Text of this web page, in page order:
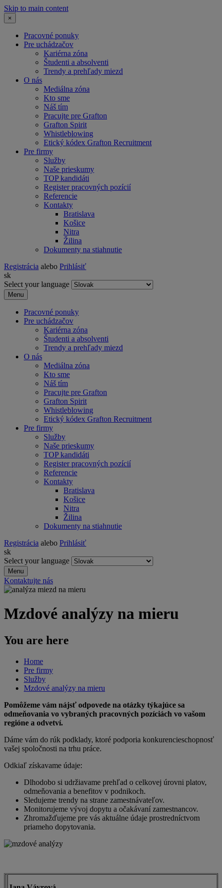
Skip to main content
×
Pracovné ponuky
Pre uchádzačov
Kariérna zóna
Študenti a absolventi
Trendy a prehľady miezd
O nás
Mediálna zóna
Kto sme
Náš tím
Pracujte pre Grafton
Grafton Spirit
Whistleblowing
Etický kódex Grafton Recruitment
Pre firmy
Služby
Naše prieskumy
TOP kandidáti
Register pracovných pozícií
Referencie
Kontakty
Bratislava
Košice
Nitra
Žilina
Dokumenty na stiahnutie
Registrácia alebo Prihlásiť
sk
Select your language
Menu
Pracovné ponuky
Pre uchádzačov
Kariérna zóna
Študenti a absolventi
Trendy a prehľady miezd
O nás
Mediálna zóna
Kto sme
Náš tím
Pracujte pre Grafton
Grafton Spirit
Whistleblowing
Etický kódex Grafton Recruitment
Pre firmy
Služby
Naše prieskumy
TOP kandidáti
Register pracovných pozícií
Referencie
Kontakty
Bratislava
Košice
Nitra
Žilina
Dokumenty na stiahnutie
Registrácia alebo Prihlásiť
sk
Select your language
Menu
Kontaktujte nás
Mzdové analýzy na mieru
You are here
Home
Pre firmy
Služby
Mzdové analýzy na mieru
Pomôžeme vám nájsť odpovede na otázky týkajúce sa
odmeňovania vo vybraných pracovných pozíciách vo vašom
regióne a odvetví.
Dáme vám do rúk podklady, ktoré podporia konkurencieschopnosť
vašej spoločnosti na trhu práce.
Odkiaľ získavame údaje:
Dlhodobo si udržiavame prehľad o celkovej úrovni platov,
odmeňovania a benefitov v podnikoch.
Sledujeme trendy na strane zamestnávateľov.
Monitorujeme vývoj dopytu a očakávaní zamestnancov.
Zhromažďujeme pre vás aktuálne údaje prostredníctvom
priameho dopytovania.